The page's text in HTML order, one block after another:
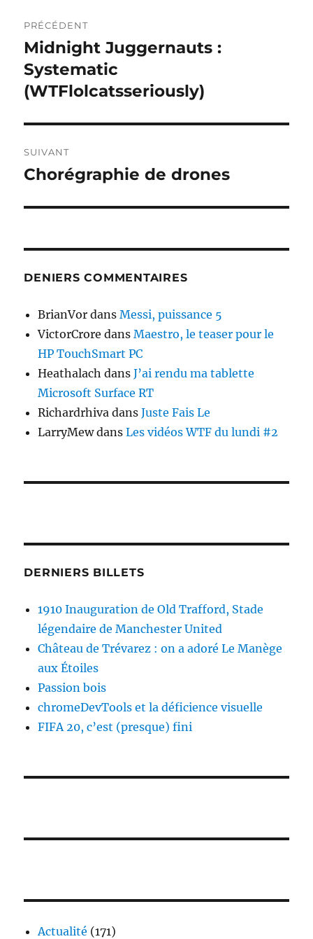
de
l’article
PRÉCÉDENT
Publication
précédente :
Midnight Juggernauts :
Systematic
(WTFlolcatsseriously)
SUIVANT
Publication
Chorégraphie de drones
DENIERS COMMENTAIRES
BrianVor dansMessi, puissance 5
VictorCrore dansMaestro, le teaser pour le
HP TouchSmart PC
Heathalach dansJ’ai rendu ma tablette
Microsoft Surface RT
Richardrhiva dansJuste Fais Le
LarryMewdansLes vidéos WTF du lundi #2
DERNIERS BILLETS
1910 Inauguration de Old Trafford, Stade
légendaire de Manchester United
Château de Trévarez : on a adoré Le Manège
aux Étoiles
Passion bois
chromeDevTools et la déficience visuelle
FIFA 20, c’est (presque) fini
Actualité (171)